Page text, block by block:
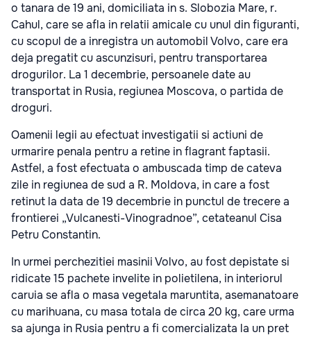
o tanara de 19 ani, domiciliata in s. Slobozia Mare, r.
Cahul, care se afla in relatii amicale cu unul din figuranti,
cu scopul de a inregistra un automobil Volvo, care era
deja pregatit cu ascunzisuri, pentru transportarea
drogurilor. La 1 decembrie, persoanele date au
transportat in Rusia, regiunea Moscova, o partida de
droguri.
Oamenii legii au efectuat investigatii si actiuni de
urmarire penala pentru a retine in flagrant faptasii.
Astfel, a fost efectuata o ambuscada timp de cateva
zile in regiunea de sud a R. Moldova, in care a fost
retinut la data de 19 decembrie in punctul de trecere a
frontierei „Vulcanesti-Vinogradnoe”, cetateanul Cisa
Petru Constantin.
In urmei perchezitiei masinii Volvo, au fost depistate si
ridicate 15 pachete invelite in polietilena, in interiorul
caruia se afla o masa vegetala maruntita, asemanatoare
cu marihuana, cu masa totala de circa 20 kg, care urma
sa ajunga in Rusia pentru a fi comercializata la un pret